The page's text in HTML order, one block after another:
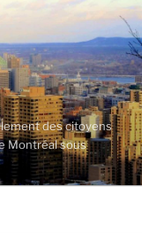
des citoyens
Montréal sous